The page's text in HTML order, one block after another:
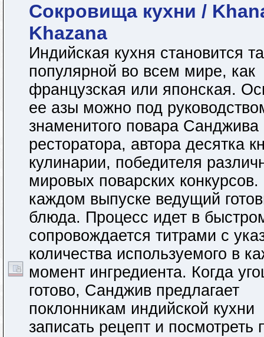
Сокровища кухни /
Khazana
Индийская кухня становится
популярной во всем мире, как
французская или японская.
ее азы можно под
знаменитого повара Санджива
ресторатора, автора десятка
кулинарии, победителя
мировых поварских
каждом выпуске ведущий
блюда. Процесс идет в
сопровождается титрами с
количества используемого в
момент ингредиента. Когда
готово, Санджив предлагает
поклонникам индийской кухни
записать рецепт и посмотреть